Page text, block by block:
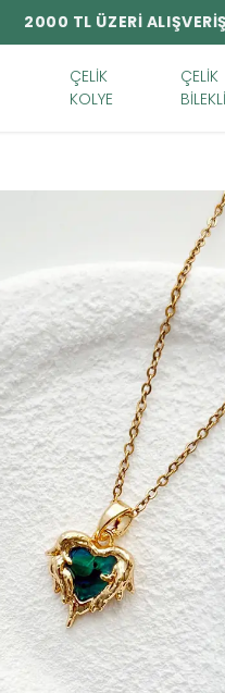
2000 TL ÜZERİ
ÇELİK
KOLYE
ÇELİK